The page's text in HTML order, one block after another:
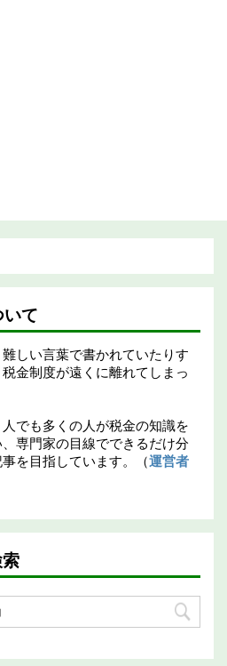
いて
しい言葉で書かれていたりす
金制度が遠くに離れてしまっ
でも多くの人が税金の知識を
専門家の目線でできるだけ分
を目指しています。（運営者